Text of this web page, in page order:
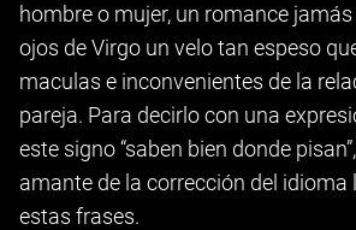
hombre o mujer, un romance
ojos de Virgo un velo tan espeso
maculas e inconvenientes de la
pareja. Para decirlo con una
este signo “saben bien donde
amante de la corrección del idioma
estas frases.